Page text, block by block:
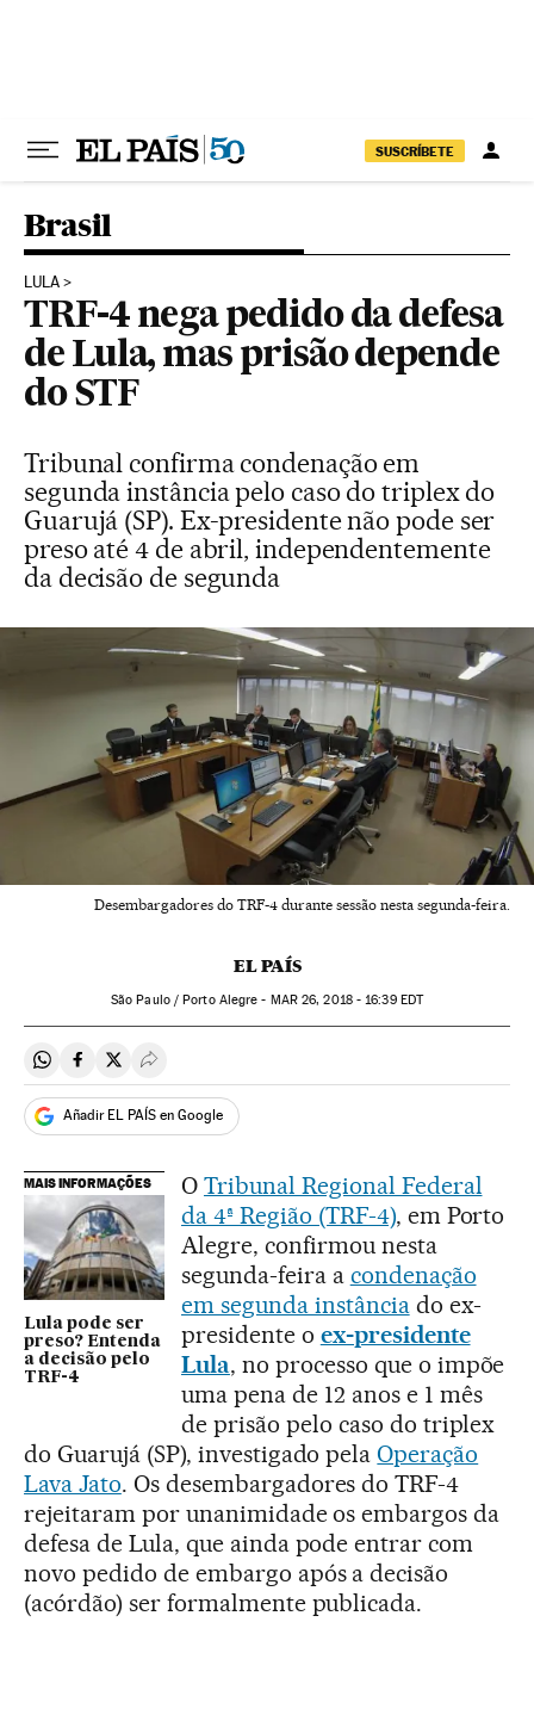
SUSCRÍBETE
Brasil
LULA
TRF-4 nega pedido da defesa
de Lula, mas prisão depende
do STF
Tribunal confirma condenação em
segunda instância pelo caso do triplex do
Guarujá (SP). Ex-presidente não pode ser
preso até 4 de abril, independentemente
da decisão de segunda
Desembargadores do TRF-4 durante sessão nesta segunda-feira.
EL PAÍS
São Paulo / Porto Alegre - MAR26, 2018 - 16:39EDT
Compartir en Whatsapp
Compartir en Facebook
Compartir en Twitter
Desplegar Redes Sociales
Añadir EL PAÍS en Google
MAIS INFORMAÇÕES
Lula pode ser
preso? Entenda
a decisão pelo
TRF-4
O Tribunal Regional Federal
da 4ª Região (TRF-4), em Porto
Alegre, confirmou nesta
segunda-feira a condenação
em segunda instânciado ex-
presidente o ex-presidente
Lula, no processo que o impõe
uma pena de 12 anos e 1 mês
de prisão pelo caso do triplex
do Guarujá (SP), investigado pela Operação
Lava Jato. Os desembargadores do TRF-4
rejeitaram por unanimidade os embargos da
defesa de Lula, que ainda pode entrar com
novo pedido de embargo após a decisão
(acórdão) ser formalmente publicada.